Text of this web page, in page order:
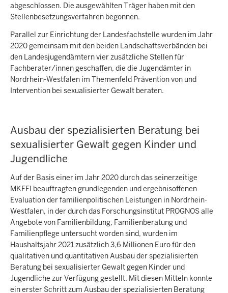
abgeschlossen. Die ausgewählten Träger haben mit den
Stellenbesetzungsverfahren begonnen.
Parallel zur Einrichtung der Landesfachstelle wurden im Jahr
2020 gemeinsam mit den beiden Landschaftsverbänden bei
den Landesjugendämtern vier zusätzliche Stellen für
Fachberater/innen geschaffen, die die Jugendämter in
Nordrhein-Westfalen im Themenfeld Prävention von und
Intervention bei sexualisierter Gewalt beraten.
Ausbau der spezialisierten Beratung bei
sexualisierter Gewalt gegen Kinder und
Jugendliche
Auf der Basis einer im Jahr 2020 durch das seinerzeitige
MKFFI beauftragten grundlegenden und ergebnisoffenen
Evaluation der familienpolitischen Leistungen in Nordrhein-
Westfalen, in der durch das Forschungsinstitut PROGNOS alle
Angebote von Familienbildung, Familienberatung und
Familienpflege untersucht worden sind, wurden im
Haushaltsjahr 2021 zusätzlich 3,6 Millionen Euro für den
qualitativen und quantitativen Ausbau der spezialisierten
Beratung bei sexualisierter Gewalt gegen Kinder und
Jugendliche zur Verfügung gestellt. Mit diesen Mitteln konnte
ein erster Schritt zum Ausbau der spezialisierten Beratung